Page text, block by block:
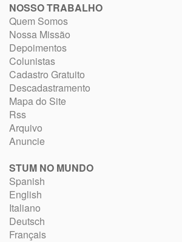
NOSSO TRABALHO
Quem Somos
Nossa Missão
Depoimentos
Colunistas
Cadastro Gratuito
Descadastramento
Mapa do Site
Rss
Arquivo
Anuncie
STUM NO MUNDO
Spanish
English
Italiano
Deutsch
Français